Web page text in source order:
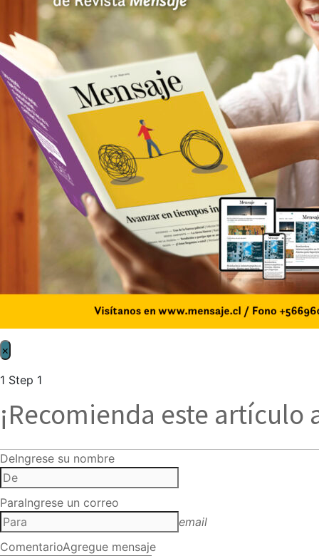
×
1 Step 1
¡Recomienda este artículo
DeIngrese su nombre
ParaIngrese un correo
email
ComentarioAgregue mensaje